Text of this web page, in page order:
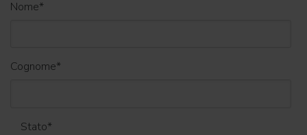
Nome*
Cognome*
Stato*